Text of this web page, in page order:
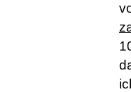
1000 f.
daß ich
ich dein